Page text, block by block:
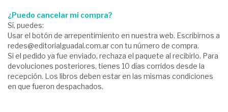
¿Puedo cancelar mi compra?
Sí, puedes:
Usar el botón de arrepentimiento en nuestra web. Escribirnos a
redes@editorialguadal.com.arcon tu número de compra.
Si el pedido ya fue enviado, rechaza el paquete al recibirlo. Para
devoluciones posteriores, tienes 10 días corridos desde la
recepción. Los libros deben estar en las mismas condiciones
en que fueron despachados.